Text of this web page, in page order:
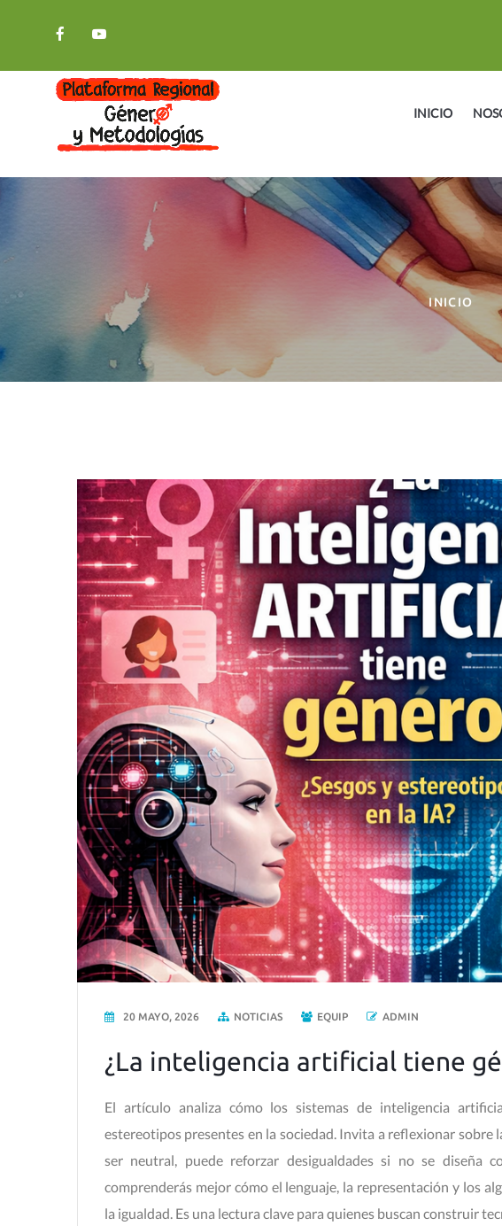
INICIO
INICIO
20 MAYO, 2026 NOTICIAS EQUIP ADMIN
¿La inteligencia artificial tiene
El artículo analiza cómo los sistemas de inteligencia
estereotipos presentes en la sociedad. Invita a reflexionar sobre
ser neutral, puede reforzar desigualdades si no se diseña
comprenderás mejor cómo el lenguaje, la representación y los
la igualdad. Es una lectura clave para quienes buscan construir